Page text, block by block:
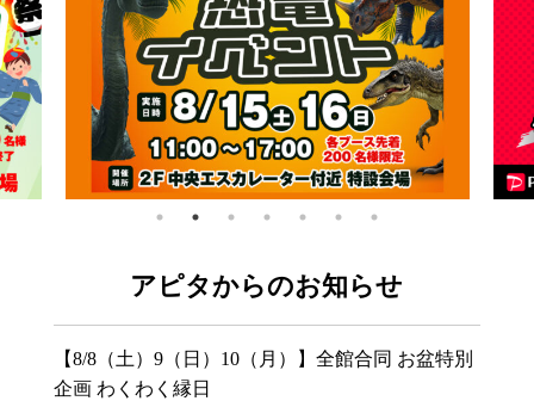
アピタからのお知らせ
【8/8（土）9（日）10（月）】全館合同 お盆特別
企画 わくわく縁日